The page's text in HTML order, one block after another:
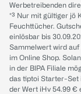
Werbetreibenden
*³ Nur mit gültiger jö
Feuchttücher.
einlösbar bis
Sammelwert wird
im Online Shop.
in der BIPA Filiale
das tiptoi Starter-Set
der Wert iHv 54.99 €